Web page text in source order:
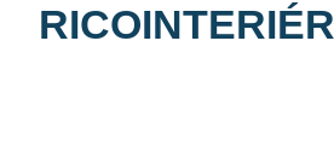
RICOINTERIÉR